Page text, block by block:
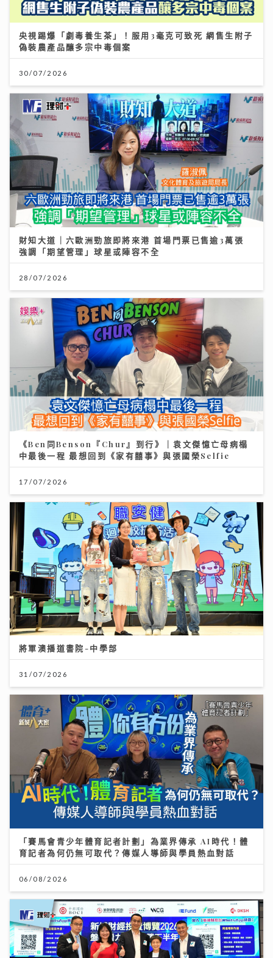
央視踢爆「劇毒養生茶」！服用3毫克可致死 網售生附子
偽裝農產品釀多宗中毒個案
30/07/2026
財知大道｜六歐洲勁旅即將來港 首場門票已售逾3萬張
強調「期望管理」球星或陣容不全
28/07/2026
《Ben同Benson『Chur』到行》｜袁文傑憶亡母病榻
中最後一程 最想回到《家有囍事》與張國榮Selfie
17/07/2026
將軍澳播道書院-中學部
31/07/2026
「賽馬會青少年體育記者計劃」為業界傳承 AI時代！體
育記者為何仍無可取代？傳媒人導師與學員熱血對話
06/08/2026